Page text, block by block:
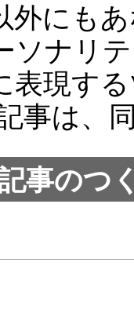
外にも
ソナリ
表現す
事は、
事のつ